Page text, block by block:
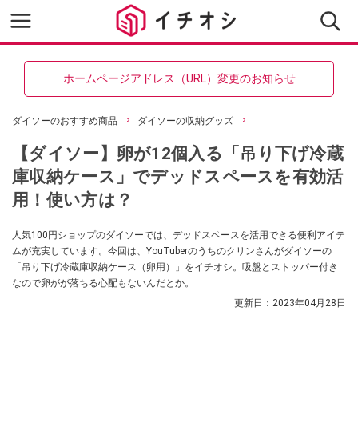
ホームページアドレス（URL）変更のお知らせ
ダイソーのおすすめ商品 ダイソーの収納グッズ
【ダイソー】卵が12個入る「吊り下げ冷蔵
庫収納ケース」でデッドスペースを有効活
用！使い方は？
人気100円ショップのダイソーでは、デッドスペースを活用できる便利アイテ
ムが充実しています。今回は、YouTuberのうちのクリンさんがダイソーの
「吊り下げ冷蔵庫収納ケース（卵用）」をイチオシ。吸盤とストッパー付き
なので卵がが落ちる心配もないんだとか。
更新日： 2023年04月28日